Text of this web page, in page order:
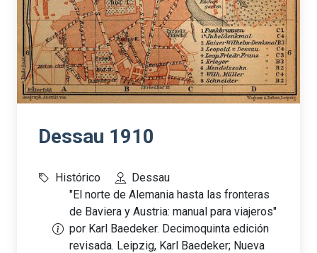
Dessau 1910
Histórico
Dessau
"El norte de Alemania hasta las fronteras
de Baviera y Austria: manual para viajeros"
por Karl Baedeker. Decimoquinta edición
revisada. Leipzig, Karl Baedeker; Nueva